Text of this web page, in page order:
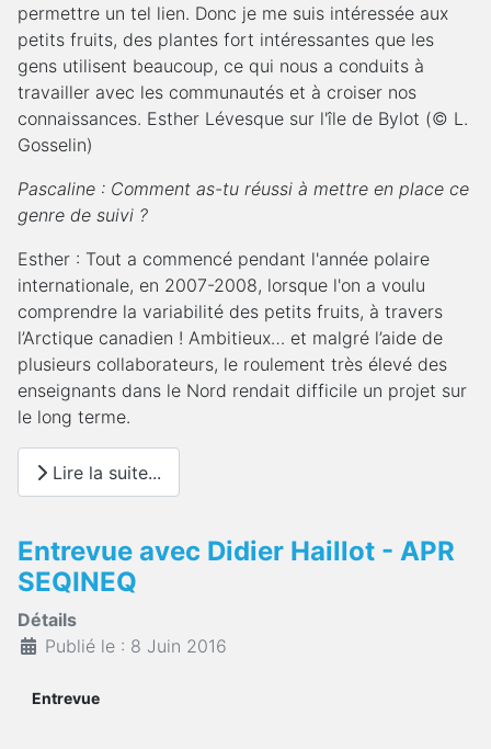
permettre un tel lien. Donc je me suis intéressée aux
petits fruits, des plantes fort intéressantes que les
gens utilisent beaucoup, ce qui nous a conduits à
travailler avec les communautés et à croiser nos
connaissances. Esther Lévesque sur l'île de Bylot (© L.
Gosselin)
Pascaline : Comment as-tu réussi à mettre en place ce
genre de suivi ?
Esther : Tout a commencé pendant l'année polaire
internationale, en 2007-2008, lorsque l'on a voulu
comprendre la variabilité des petits fruits, à travers
l’Arctique canadien ! Ambitieux… et malgré l’aide de
plusieurs collaborateurs, le roulement très élevé des
enseignants dans le Nord rendait difficile un projet sur
le long terme.
Lire la suite...
Entrevue avec Didier Haillot - APR
SEQINEQ
Détails
Publié le : 8 Juin 2016
Entrevue